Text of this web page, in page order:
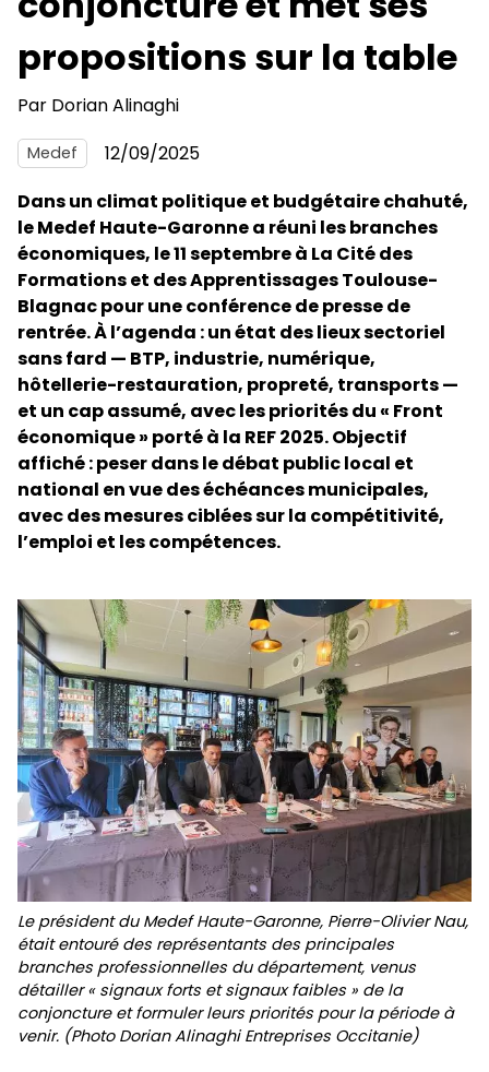
propositions sur la table
Par Dorian Alinaghi
Medef
12/09/2025
Dans un climat politique et budgétaire chahuté,
le Medef Haute-Garonne a réuni les branches
économiques, le 11 septembre à La Cité des
Formations et des Apprentissages Toulouse-
Blagnac pour une conférence de presse de
rentrée. À l’agenda : un état des lieux sectoriel
sans fard — BTP, industrie, numérique,
hôtellerie-restauration, propreté, transports —
et un cap assumé, avec les priorités du « Front
économique » porté à la REF 2025. Objectif
affiché : peser dans le débat public local et
national en vue des échéances municipales,
avec des mesures ciblées sur la compétitivité,
l’emploi et les compétences.
Le président du Medef Haute-Garonne, Pierre-Olivier Nau,
était entouré des représentants des principales
branches professionnelles du département, venus
détailler « signaux forts et signaux faibles » de la
conjoncture et formuler leurs priorités pour la période à
venir. (Photo Dorian Alinaghi Entreprises Occitanie)